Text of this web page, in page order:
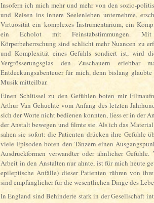
Insofern ich mich mehr und mehr von den sozio-
und Reisen ins innere Seelenleben unternehme,
Virtuosität ein komplexes Instrumentarium, ein
ein Echolot mit Feinstabstimmungen.
Körperbeherrschung sind schlicht mehr Nuancen zu
und Komplexität eines Gefühls sondiert ist, wird
Vergrösserungsglas den Zuschauern erlebbar
Entdeckungsabenteuer für mich, denn bislang
Musik mitteilbar.
Einen Schlüssel zu den Gefühlen boten mir
Arthur Van Gehuchte vom Anfang des letzten
sich der Worte nicht bedienen konnten, liess er in der
der Anstalt bewegen und filmte sie. Als ich das
sahen sie sofort: die Patienten drücken ihre Gefühle
viele Episoden boten den Tänzern einen
Ausdruckformen verwandter oder ähnlicher
Arbeit in den Anstalten nur ahnte, ist für mich heute
epileptische Anfälle) dieser Patienten rühren von
sind empfänglicher für die wesentlichen Dinge des
In England sind Behinderte stark in der Gesellschaft